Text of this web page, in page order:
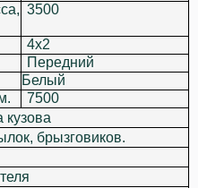
3500
4х2
Передний
Белый
7500
кузова
брызговиков.